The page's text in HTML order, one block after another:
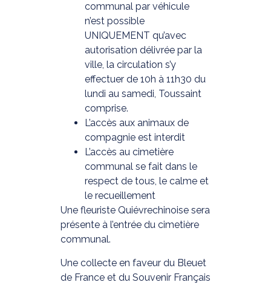
communal par véhicule
n’est possible
UNIQUEMENT qu’avec
autorisation délivrée par la
ville, la circulation s’y
effectuer de 10h à 11h30 du
lundi au samedi, Toussaint
comprise.
L’accès aux animaux de
compagnie est interdit
L’accès au cimetière
communal se fait dans le
respect de tous, le calme et
le recueillement
Une fleuriste Quiévrechinoise sera
présente à l’entrée du cimetière
communal.
Une collecte en faveur du Bleuet
de France et du Souvenir Français